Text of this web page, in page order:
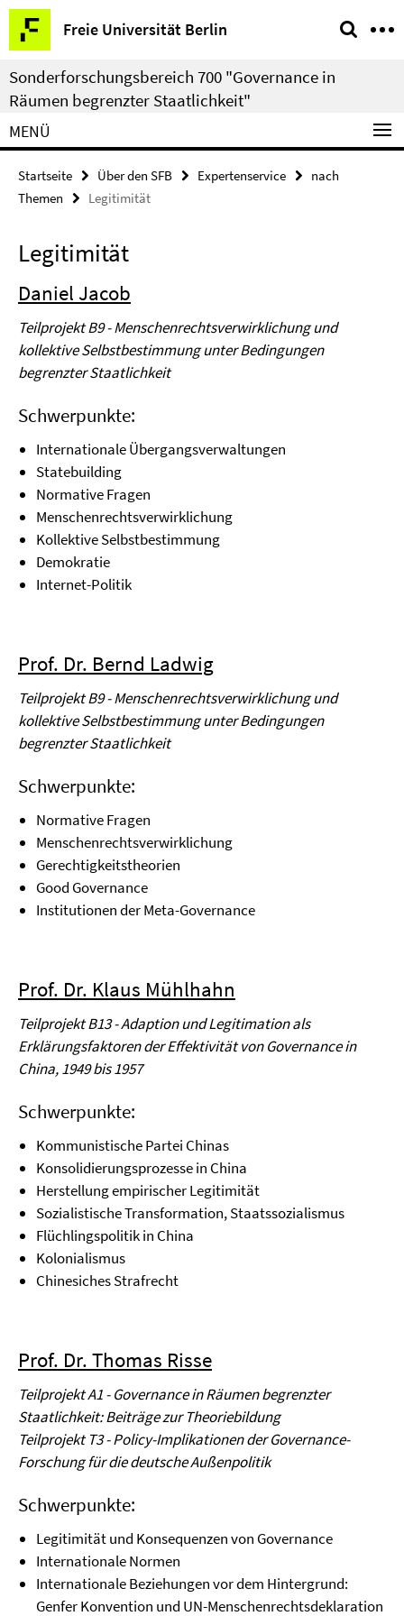
Springe
direkt
zu
Inhalt
Freie Universität Berlin
Service-
Navigation
Sonderforschungsbereich 700 "Governance in
Räumen begrenzter Staatlichkeit"
MENÜ
Startseite Über den SFB Expertenservice
nach
Themen
Legitimität
Legitimität
Daniel Jacob
Teilprojekt B9 - Menschenrechtsverwirklichung und
kollektive Selbstbestimmung unter Bedingungen
begrenzter Staatlichkeit
Schwerpunkte:
Internationale Übergangsverwaltungen
Statebuilding
Normative Fragen
Menschenrechtsverwirklichung
Kollektive Selbstbestimmung
Demokratie
Internet-Politik
Prof. Dr. Bernd Ladwig
Teilprojekt B9 - Menschenrechtsverwirklichung und
kollektive Selbstbestimmung unter Bedingungen
begrenzter Staatlichkeit
Schwerpunkte:
Normative Fragen
Menschenrechtsverwirklichung
Gerechtigkeitstheorien
Good Governance
Institutionen der Meta-Governance
Prof. Dr. Klaus Mühlhahn
Teilprojekt B13 - Adaption und Legitimation als
Erklärungsfaktoren der Effektivität von Governance in
China, 1949 bis 1957
Schwerpunkte:
Kommunistische Partei Chinas
Konsolidierungsprozesse in China
Herstellung empirischer Legitimität
Sozialistische Transformation, Staatssozialismus
Flüchlingspolitik in China
Kolonialismus
Chinesiches Strafrecht
Prof. Dr. Thomas Risse
Teilprojekt A1 - Governance in Räumen begrenzter
Staatlichkeit: Beiträge zur Theoriebildung
Teilprojekt T3 - Policy-Implikationen der Governance-
Forschung für die deutsche Außenpolitik
Schwerpunkte:
Legitimität und Konsequenzen von Governance
Internationale Normen
Internationale Beziehungen vor dem Hintergrund:
Genfer Konvention und UN-Menschenrechtsdeklaration